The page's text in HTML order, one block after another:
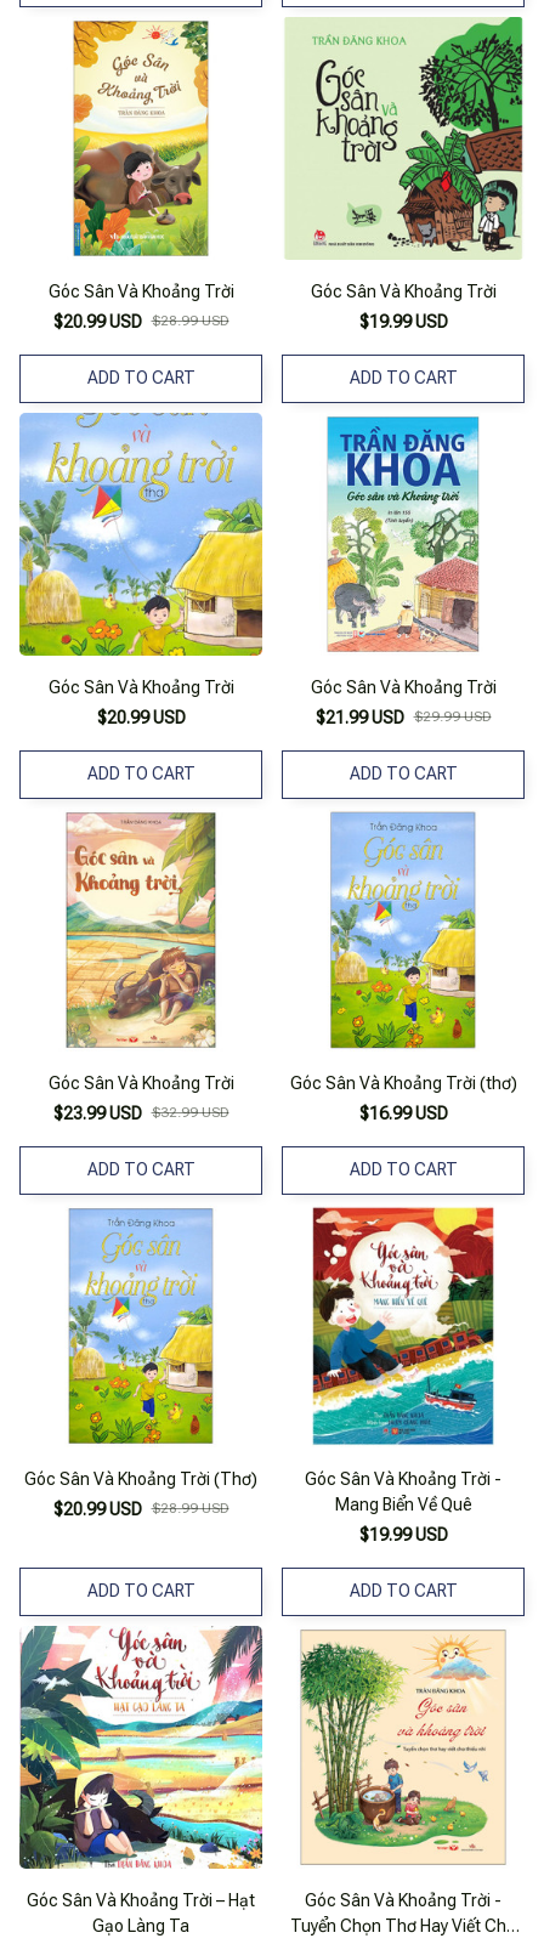
Góc Sân Và Khoảng Trời
$20.99 USD $28.99 USD
ADD TO CART
Góc Sân Và Khoảng Trời
$19.99 USD
ADD TO CART
Góc Sân Và Khoảng Trời
$20.99 USD
ADD TO CART
Góc Sân Và Khoảng Trời
$21.99 USD $29.99 USD
ADD TO CART
Góc Sân Và Khoảng Trời
$23.99 USD $32.99 USD
ADD TO CART
Góc Sân Và Khoảng Trời (thơ)
$16.99 USD
ADD TO CART
Góc Sân Và Khoảng Trời (Thơ)
$20.99 USD $28.99 USD
ADD TO CART
Góc Sân Và Khoảng Trời -
Mang Biển Về Quê
$19.99 USD
ADD TO CART
Góc Sân Và Khoảng Trời – Hạt
Gạo Làng Ta
Góc Sân Và Khoảng Trời -
Tuyển Chọn Thơ Hay Viết Cho